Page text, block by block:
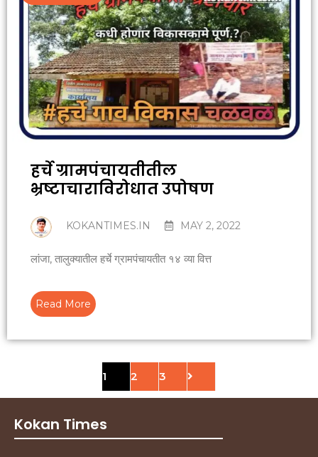
हर्चे ग्रामपंचायतीतील
भ्रष्टाचाराविरोधात उपोषण
KOKANTIMES.IN MAY 2, 2022
लांजा, तालुक्यातील हर्चे ग्रामपंचायतीत १४ व्या वित्त
Read More
1 2 3
Kokan Times